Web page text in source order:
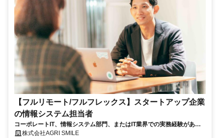
【フルリモート/フルフレックス】スタートアップ企業
の情報システム担当者
コーポレートIT、情報システム部門、またはIT業界での実務経験がある
方、大歓迎！
株式会社AGRI SMILE